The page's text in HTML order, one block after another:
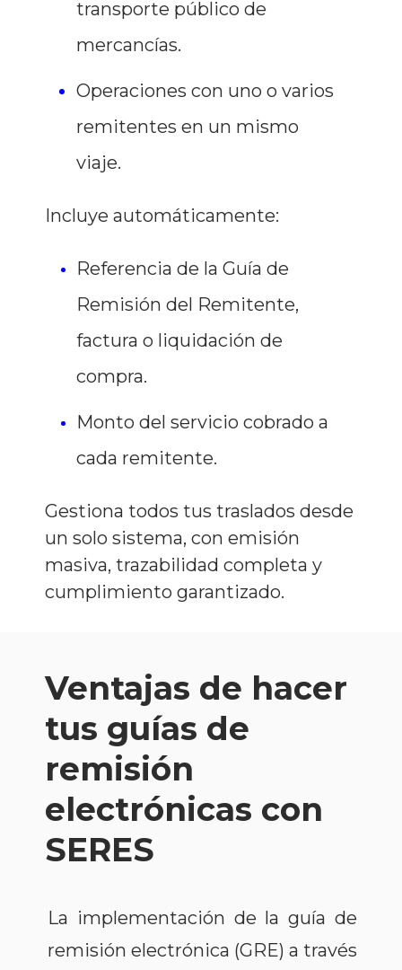
transporte público de
mercancías.
Operaciones con uno o varios
remitentes en un mismo
viaje.
Incluye automáticamente:
Referencia de la Guía de
Remisión del Remitente,
factura o liquidación de
compra.
Monto del servicio cobrado a
cada remitente.
Gestiona todos tus traslados desde
un solo sistema, con emisión
masiva, trazabilidad completa y
cumplimiento garantizado.
Ventajas de hacer
tus guías de
remisión
electrónicas con
SERES
La implementación de la guía de
remisión electrónica (GRE) a través